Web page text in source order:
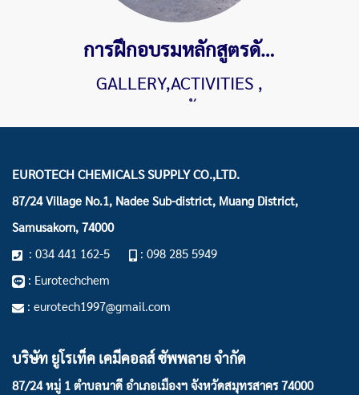
การฝึกอบรมหลักสูตรดับเพลิงขั้นต้นและซ้อมอพยพหนีไฟประจำปี 2020
GALLERY,ACTIVITIES ,
1420 ผู้ชม
EUROTECH CHEMICALS SUPPLY CO.,LTD.
87/24 Village No.1, Nadee Sub-district, Muang District,
Samusakorn, 74000
: 034 441 162-5 : 098 285 5949
: Eurotechchem
: eurotech1997@gmail.com
บริษัท ยูโรเท็ค เคมีคอลส์ ซัพพลาย จำกัด
87/24 หมู่ 1 ตำบลนาดี อำเภอเมืองฯ จังหวัดสมุทรสาคร 74000